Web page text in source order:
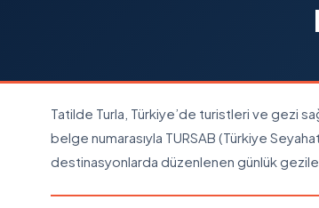
Tatilde Turla, Türkiye’de turistleri ve gezi
belge numarasıyla TURSAB (Türkiye
destinasyonlarda düzenlenen günlük